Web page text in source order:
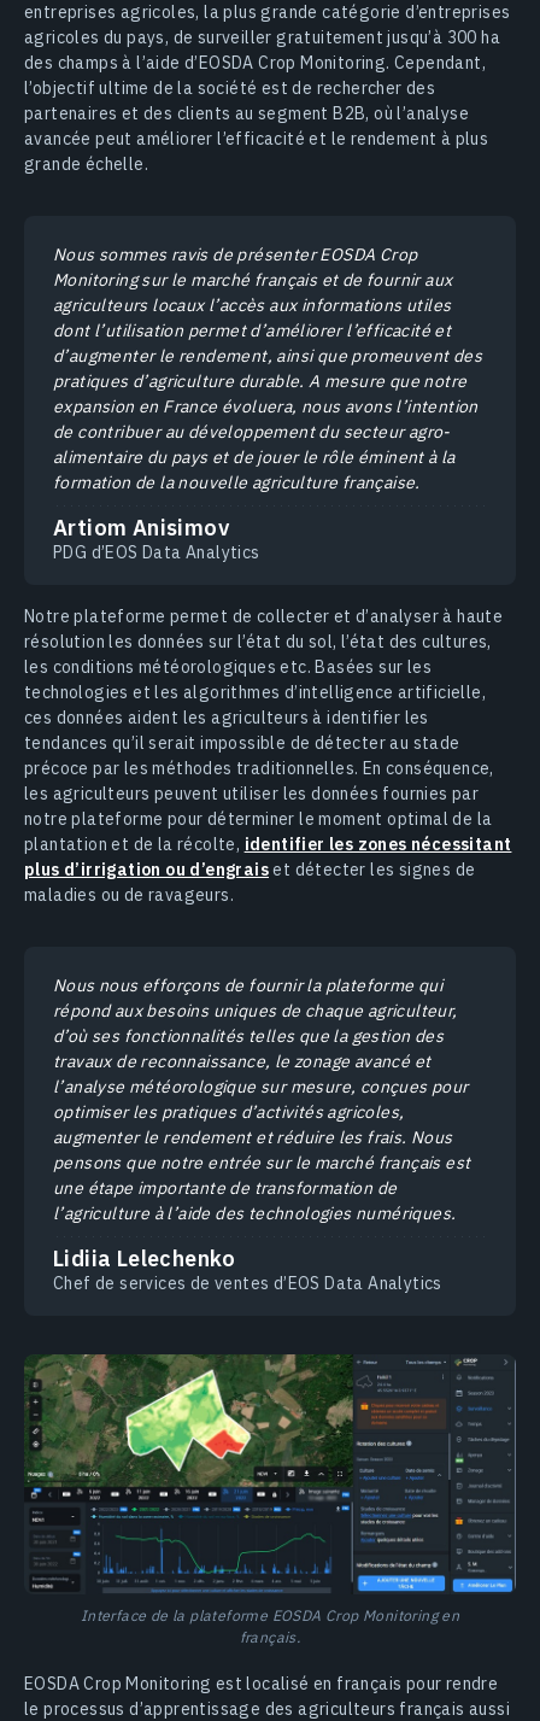
entreprises agricoles, la plus grande catégorie d’entreprises
agricoles du pays, de surveiller gratuitement jusqu’à 300 ha
des champs à l’aide d’EOSDA Crop Monitoring. Cependant,
l’objectif ultime de la société est de rechercher des
partenaires et des clients au segment B2B, où l’analyse
avancée peut améliorer l’efficacité et le rendement à plus
grande échelle.
Nous sommes ravis de présenter EOSDA Crop
Monitoring sur le marché français et de fournir aux
agriculteurs locaux l’accès aux informations utiles
dont l’utilisation permet d’améliorer l’efficacité et
d’augmenter le rendement, ainsi que promeuvent des
pratiques d’agriculture durable. A mesure que notre
expansion en France évoluera, nous avons l’intention
de contribuer au développement du secteur agro-
alimentaire du pays et de jouer le rôle éminent à la
formation de la nouvelle agriculture française.
Artiom Anisimov
PDG d’EOS Data Analytics
Notre plateforme permet de collecter et d’analyser à haute
résolution les données sur l’état du sol, l’état des cultures,
les conditions météorologiques etc. Basées sur les
technologies et les algorithmes d’intelligence artificielle,
ces données aident les agriculteurs à identifier les
tendances qu’il serait impossible de détecter au stade
précoce par les méthodes traditionnelles. En conséquence,
les agriculteurs peuvent utiliser les données fournies par
notre plateforme pour déterminer le moment optimal de la
plantation et de la récolte, identifier les zones nécessitant
plus d’irrigation ou d’engraiset détecter les signes de
maladies ou de ravageurs.
Nous nous efforçons de fournir la plateforme qui
répond aux besoins uniques de chaque agriculteur,
d’où ses fonctionnalités telles que la gestion des
travaux de reconnaissance, le zonage avancé et
l’analyse météorologique sur mesure, conçues pour
optimiser les pratiques d’activités agricoles,
augmenter le rendement et réduire les frais. Nous
pensons que notre entrée sur le marché français est
une étape importante de transformation de
l’agriculture à l’aide des technologies numériques.
Lidiia Lelechenko
Chef de services de ventes d’EOS Data Analytics
Interface de la plateforme EOSDA Crop Monitoring en
français.
EOSDA Crop Monitoring est localisé en français pour rendre
le processus d’apprentissage des agriculteurs français aussi